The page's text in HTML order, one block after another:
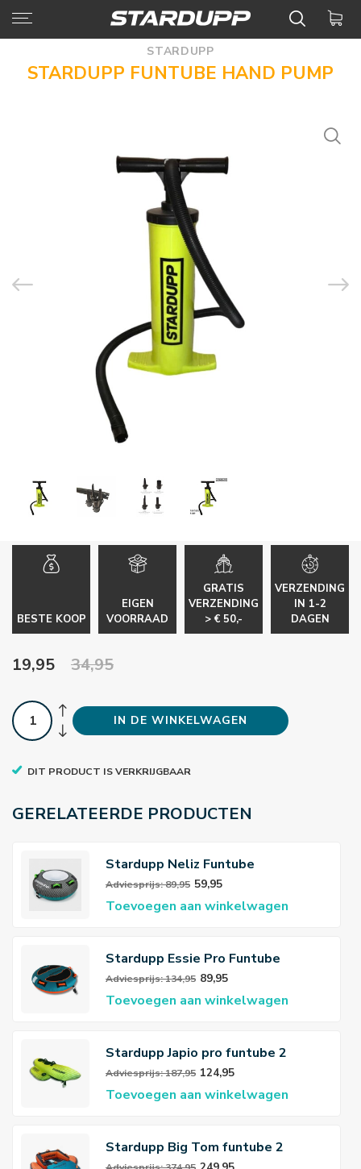
STARDUPP
STARDUPP FUNTUBE HAND PUMP
BESTE KOOP
EIGEN
VOORRAAD
GRATIS
VERZENDING
> € 50,-
VERZENDING
IN 1-2
DAGEN
19,95 34,95
IN DE WINKELWAGEN
DIT PRODUCT IS VERKRIJGBAAR
GERELATEERDE PRODUCTEN
Stardupp Neliz Funtube
Adviesprijs: 89,95 59,95
Toevoegen aan winkelwagen
Stardupp Essie Pro Funtube
Adviesprijs: 134,95 89,95
Toevoegen aan winkelwagen
Stardupp Japio pro funtube 2
persoons
Adviesprijs: 187,95 124,95
Toevoegen aan winkelwagen
Stardupp Big Tom funtube 2